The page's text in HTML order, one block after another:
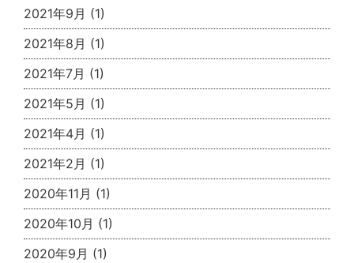
2021年9月 (1)
2021年8月 (1)
2021年7月 (1)
2021年5月 (1)
2021年4月 (1)
2021年2月 (1)
2020年11月 (1)
2020年10月 (1)
2020年9月 (1)